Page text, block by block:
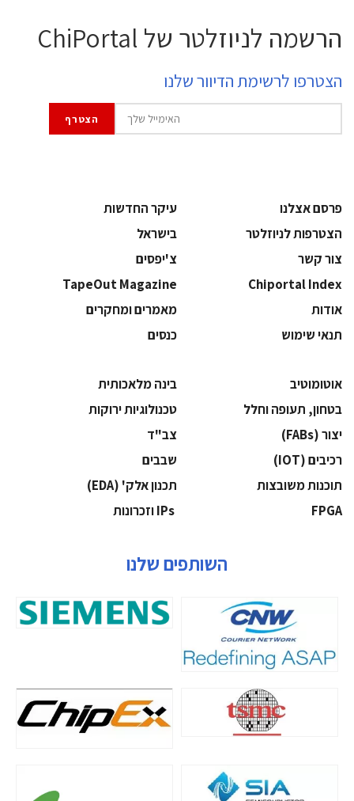
הרשמה לניוזלטר של ChiPortal
הצטרפו לרשימת הדיוור שלנו
פרסם אצלנו
עיקר החדשות
הצטרפות לניוזלטר
בישראל
צור קשר
צ'יפסים
Chiportal Index
TapeOut Magazine
אודות
מאמרים ומחקרים
תנאי שימוש
כנסים
אוטומוטיב
בינה מלאכותית
בטחון, תעופה וחלל
‫טכנולוגיות ירוקות‬
‫יצור (‪(FABs‬‬
‫צב"ד‬
‫רכיבים‬ (IOT)
‫שבבים‬
‫תוכנות משובצות‬
‫תכנון אלק' (‪(EDA‬‬
‫‪FPGA‬‬
השותפים שלנו